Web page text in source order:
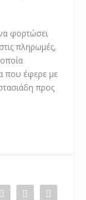
φορτώσει
πληρωμές,
που έφερε με
προς